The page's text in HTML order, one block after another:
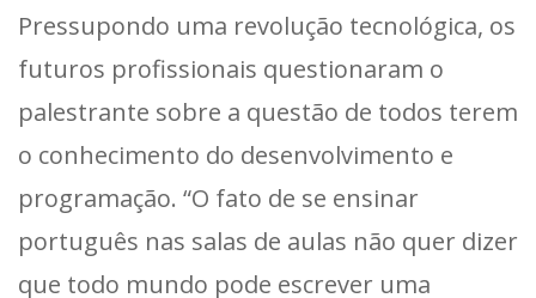
Pressupondo uma revolução tecnológica, os
futuros profissionais questionaram o
palestrante sobre a questão de todos terem
o conhecimento do desenvolvimento e
programação. “O fato de se ensinar
português nas salas de aulas não quer dizer
que todo mundo pode escrever uma